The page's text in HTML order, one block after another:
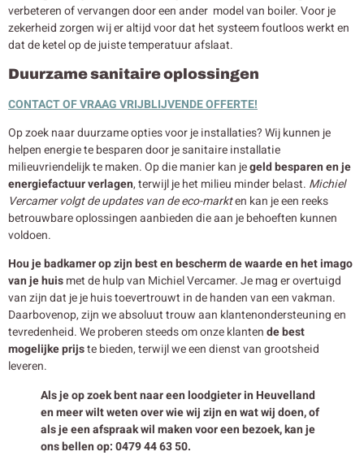
verbeteren of vervangen door een ander model van boiler. Voor je
zekerheid zorgen wij er altijd voor dat het systeem foutloos werkt en
dat de ketel op de juiste temperatuur afslaat.
Duurzame sanitaire oplossingen
CONTACT OF VRAAG VRIJBLIJVENDE OFFERTE!
Op zoek naar duurzame opties voor je installaties? Wij kunnen je
helpen energie te besparen door je sanitaire installatie
milieuvriendelijk te maken. Op die manier kan jegeld besparen en je
energiefactuur verlagen, terwijl je het milieu minder belast. Michiel
Vercamer volgt de updates van de eco-markten kan je een reeks
betrouwbare oplossingen aanbieden die aan je behoeften kunnen
voldoen.
Hou je badkamer op zijn best en bescherm de waarde en het imago
van je huismet de hulp van Michiel Vercamer. Je mag er overtuigd
van zijn dat je je huis toevertrouwt in de handen van een vakman.
Daarbovenop, zijn we absoluut trouw aan klantenondersteuning en
tevredenheid. We proberen steeds om onze klantende best
mogelijke prijste bieden, terwijl we een dienst van grootsheid
leveren.
Als je op zoek bent naar een loodgieter in Heuvelland
en meer wilt weten over wie wij zijn en wat wij doen, of
als je een afspraak wil maken voor een bezoek, kan je
ons bellen op: 0479 44 63 50.